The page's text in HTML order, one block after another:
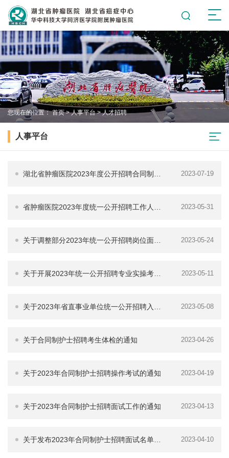
您现在的位置： 首页>人事平台>人才招聘
人事平台
湖北省肿瘤医院2023年度公开招聘合同制人 2023-07-19
省肿瘤医院2023年度统一公开招聘工作人员 2023-05-31
关于调整部分2023年统一公开招聘岗位面试 2023-05-24
关于开展2023年统一公开招聘专业实操考核 2023-05-11
关于2023年省直事业单位统一公开招聘入围 2023-05-08
关于合同制护士招聘考生体检的通知 2023-04-26
关于2023年合同制护士招聘操作考试的通知 2023-04-19
关于2023年合同制护士招聘面试工作的通知 2023-04-13
关于发布2023年合同制护士招聘面试名单的 2023-04-10